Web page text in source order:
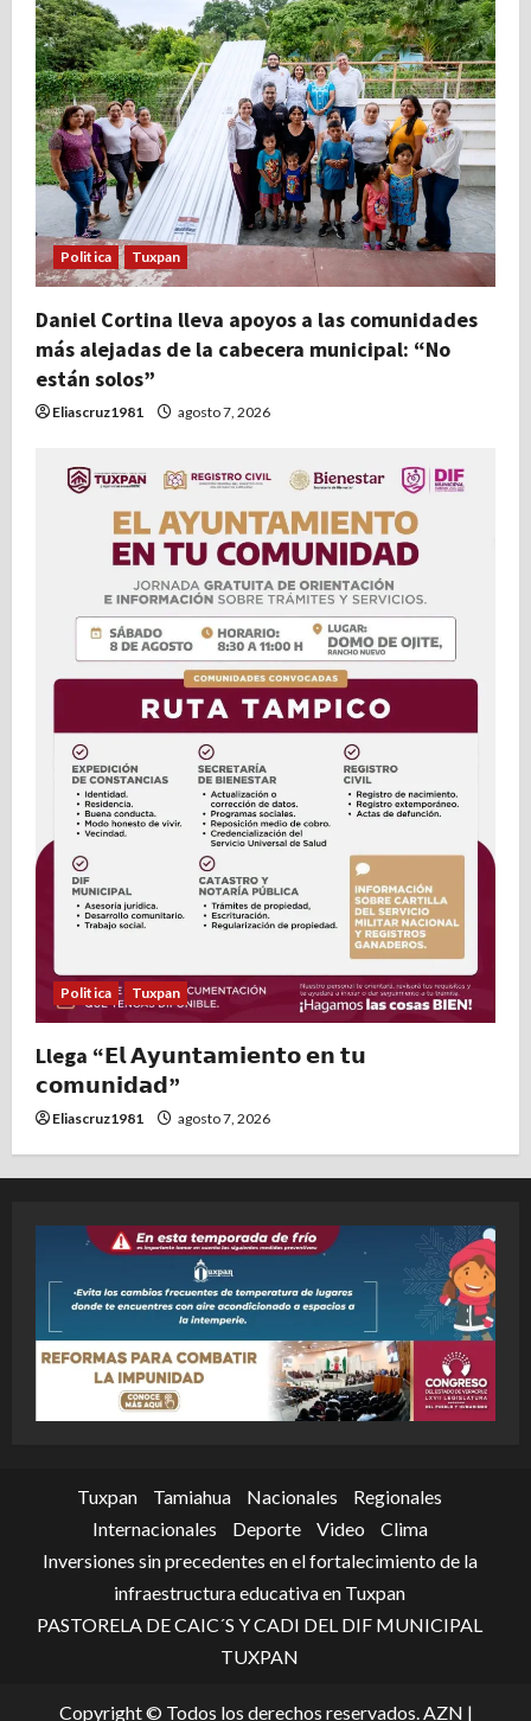
Politica Tuxpan
Daniel Cortina lleva apoyos a las comunidades
más alejadas de la cabecera municipal: “No
están solos”
Eliascruz1981 agosto 7, 2026
Politica Tuxpan
Llega “𝗘𝗹 𝗔𝘆𝘂𝗻𝘁𝗮𝗺𝗶𝗲𝗻𝘁𝗼 𝗲𝗻 𝘁𝘂
𝗰𝗼𝗺𝘂𝗻𝗶𝗱𝗮𝗱”
Eliascruz1981 agosto 7, 2026
Tuxpan Tamiahua Nacionales
Regionales
Internacionales
Deporte Video
Clima
Inversiones sin precedentes en el fortalecimiento de la
infraestructura educativa en Tuxpan
PASTORELA DE CAIC´S Y CADI DEL DIF MUNICIPAL
TUXPAN
Copyright © Todos los derechos reservados. AZN |